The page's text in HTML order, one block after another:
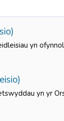
yn
yn yr